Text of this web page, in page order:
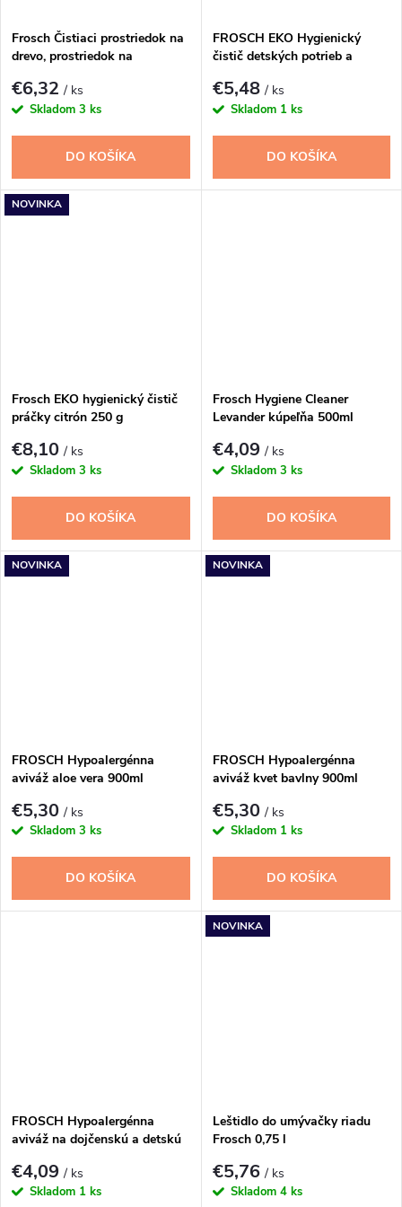
Frosch Čistiaci prostriedok na
drevo, prostriedok na
€6,32/ ks
Skladom 3 ks
DO KOŠÍKA
FROSCH EKO Hygienický
čistič detských potrieb a
€5,48/ ks
Skladom 1 ks
DO KOŠÍKA
NOVINKA
Frosch EKO hygienický čistič
práčky citrón 250 g
€8,10/ ks
Skladom 3 ks
DO KOŠÍKA
Frosch Hygiene Cleaner
Levander kúpeľňa 500ml
€4,09/ ks
Skladom 3 ks
DO KOŠÍKA
NOVINKA
FROSCH Hypoalergénna
aviváž aloe vera 900ml
€5,30/ ks
Skladom 3 ks
DO KOŠÍKA
NOVINKA
FROSCH Hypoalergénna
aviváž kvet bavlny 900ml
€5,30/ ks
Skladom 1 ks
DO KOŠÍKA
FROSCH Hypoalergénna
aviváž na dojčenskú a detskú
€4,09/ ks
Skladom 1 ks
NOVINKA
Leštidlo do umývačky riadu
Frosch 0,75 l
€5,76/ ks
Skladom 4 ks